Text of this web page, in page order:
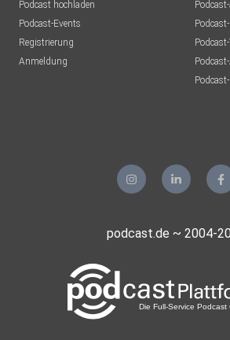
Podcast hochladen
Podcast-Events
Registrierung
Anmeldung
podcast.de ~ 2004-